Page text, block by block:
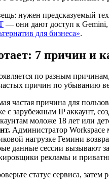
нужен предсказуемый
— они дают доступ к Gemini,
для бизнеса».
7 причин и
по разным
причин по убыванию
частая причина для
с зарубежным IP аккаунт,
моложе 18 лет или
Администратор Workspace
нагрузке Гемини
данные сессии вызывают
рекламы и
статус сервиса,